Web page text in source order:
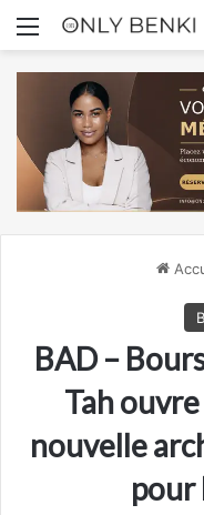
Menu
BAD –
Tah
nouvelle